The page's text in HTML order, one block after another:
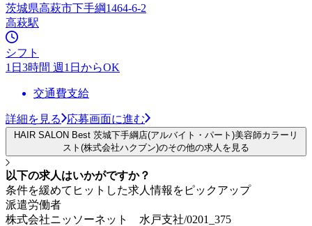
茨城県高萩市下手綱1464-6-2
高萩駅
シフト
1日3時間 週1日からOK
交通費支給
詳細を見る 応募画面に進む
HAIR SALON Best 茨城下手綱店(アルバイト・パート)美容師カラーリ
スト(株式会社ハクブン)のその他の求人を見る
以下の求人はいかがですか？
条件を緩めてヒットした求人情報をピックアップ
派遣労働者
株式会社ニッソーネット 水戸支社/0201_375